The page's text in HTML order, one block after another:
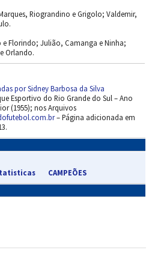
Riograndino e Grigolo; Valdemir,
e Florindo; Julião, Camanga e Ninha;
Orlando.
por Sidney Barbosa da Silva
Esportivo do Rio Grande do Sul – Ano
(1955); nos Arquivos
– Página adicionada em
CAMPEÕES